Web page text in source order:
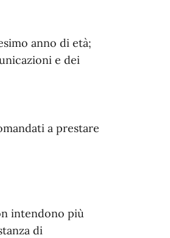
anno di età;
e dei
a prestare
intendono più
di